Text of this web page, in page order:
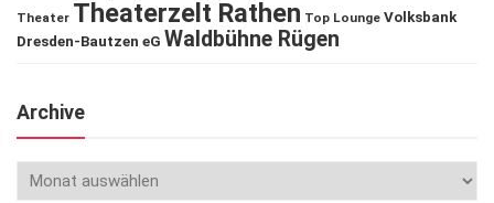
Theater Theaterzelt Rathen Top Lounge Volksbank
Dresden-Bautzen eG Waldbühne Rügen
Archive